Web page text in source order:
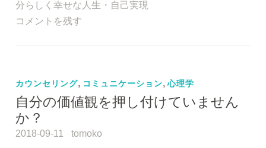
b
k
分らしく幸せな人生 ・ 自己実現
コメントを残す
カウンセリング, コミュニケーション,心理学
自分の価値観を押し付けていません
か？
2018-09-11 tomoko